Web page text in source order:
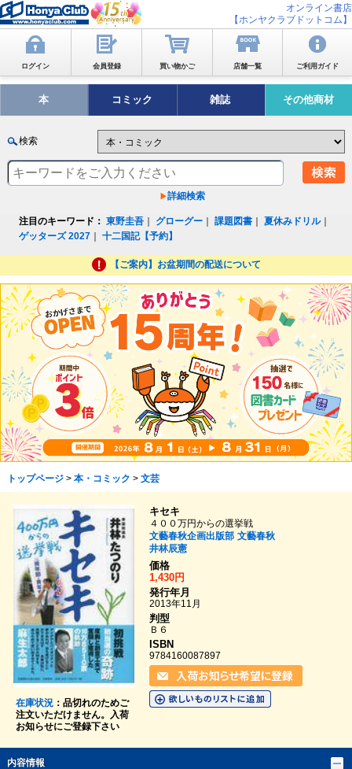
オンライン書店
【ホンヤクラブドットコム】
ログイン 会員登録 買い物かご 店舗一覧 ご利用ガイド
本 コミック 雑誌 その他商材
検索
詳細検索
注目のキーワード： 東野圭吾 グローグー ｜課題図書 ｜夏休みドリル｜
ゲッターズ 2027 ｜十二国記【予約】
【ご案内】お盆期間の配送について
トップページ> 本・コミック > 文芸
在庫状況：品切れのためご
注文いただけません。入荷
お知らせにご登録下さい
キセキ
４００万円からの選挙戦
文藝春秋企画出版部 文藝春秋
井林辰憲
価格
1,430円
発行年月
2013年11月
判型
Ｂ６
ISBN
9784160087897
内容情報